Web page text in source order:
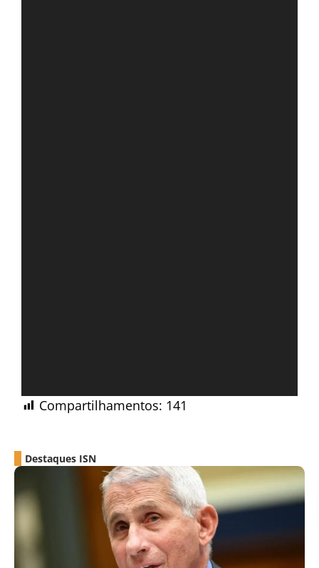
Compartilhamentos: 141
Destaques ISN